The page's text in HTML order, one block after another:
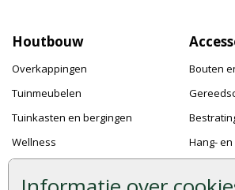
Houtbouw
Overkappingen
Tuinmeubelen
Tuinkasten en bergingen
Wellness
Bouten
Hang-